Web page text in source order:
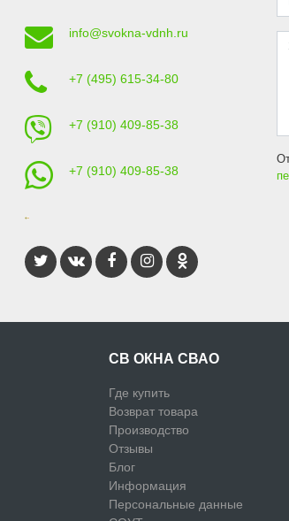
info@svokna-vdnh.ru
+7 (495) 615-34-80
+7 (910) 409-85-38
+7 (910) 409-85-38
СВ ОКНА СВАО
Где купить
Возврат товара
Производство
Отзывы
Блог
Информация
Персональные данные